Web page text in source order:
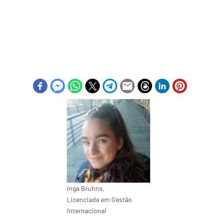
Inga Bruhns,
Licenciada em Gestão
Internacional